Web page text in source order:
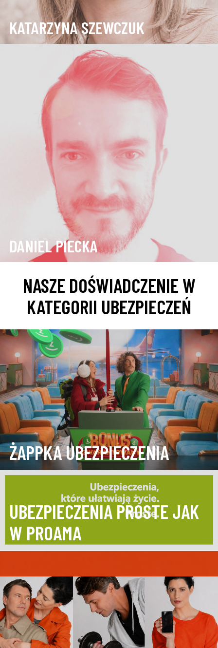
KATARZYNA SZEWCZUK
DANIEL PIECKA
NASZE DOŚWIADCZENIE W
KATEGORII UBEZPIECZEŃ
ŻAPPKA UBEZPIECZENIA
UBEZPIECZENIA PROSTE JAK
W PROAMA